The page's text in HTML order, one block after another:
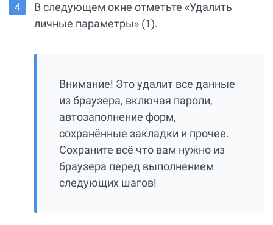
В следующем окне отметьте «Удалить
личные параметры» (1).
Внимание! Это удалит все данные
из браузера, включая пароли,
автозаполнение форм,
сохранённые закладки и прочее.
Сохраните всё что вам нужно из
браузера перед выполнением
следующих шагов!